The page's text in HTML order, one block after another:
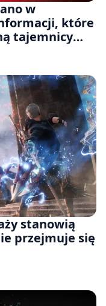
w
które
tajemnicy
stanowią
przejmuje się